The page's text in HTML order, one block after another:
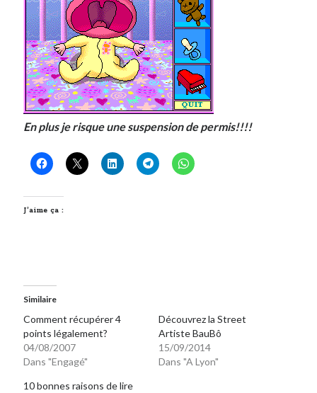
En plus je risque une suspension de permis!!!!
J’aime ça :
Similaire
Comment récupérer 4
points légalement?
04/08/2007
Dans "Engagé"
Découvrez la Street
Artiste BauBô
15/09/2014
Dans "A Lyon"
10 bonnes raisons de lire